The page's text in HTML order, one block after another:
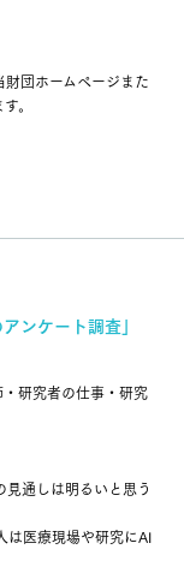
団ホームページまた
。
ンケート調査」
研究者の仕事・研究
通しは明るいと思う
は医療現場や研究にAI